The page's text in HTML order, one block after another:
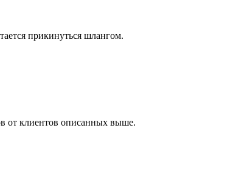
прикинуться шлангом.
от клиентов описанных выше.